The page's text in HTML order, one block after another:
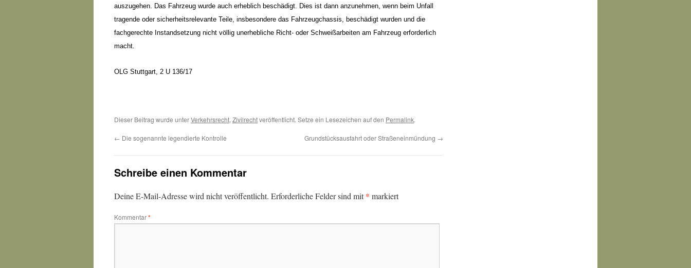
auszugehen. Das Fahrzeug wurde auch erheblich beschädigt. Dies ist dann anzunehmen, wenn beim Unfall
tragende oder sicherheitsrelevante Teile, insbesondere das Fahrzeugchassis, beschädigt wurden und die
fachgerechte Instandsetzung nicht völlig unerhebliche Richt- oder Schweißarbeiten am Fahrzeug erforderlich
macht.
OLG Stuttgart, 2 U 136/17
Dieser Beitrag wurde unterVerkehrsrecht, Zivilrechtveröffentlicht. Setze ein Lesezeichen auf den Permalink.
← Die sogenannte legendierte Kontrolle Grundstücksausfahrt oder Straßeneinmündung →
Schreibe einen Kommentar
Deine E-Mail-Adresse wird nicht veröffentlicht. Erforderliche Felder sind mit* markiert
Kommentar*